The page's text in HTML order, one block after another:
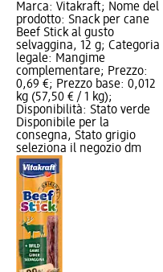
Marca: Vitakraft; Nome del
prodotto: Snack per cane
Beef Stick al gusto
selvaggina, 12 g; Categoria
legale: Mangime
complementare; Prezzo:
0,69 €; Prezzo base: 0,012
kg (57,50 € / 1 kg);
Disponibilità: Stato verde
Disponibile per la
consegna, Stato grigio
seleziona il negozio dm